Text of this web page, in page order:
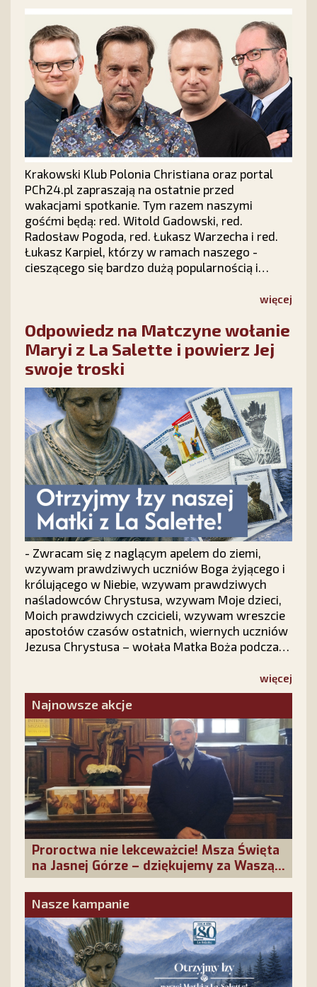
Krakowski Klub Polonia Christiana oraz portal
PCh24.pl zapraszają na ostatnie przed
wakacjami spotkanie. Tym razem naszymi
gośćmi będą: red. Witold Gadowski, red.
Radosław Pogoda, red. Łukasz Warzecha i red.
Łukasz Karpiel, którzy w ramach naszego -
cieszącego się bardzo dużą popularnością i
Prosty PLUS" z udziałem publiczności dokonają
miesięcy 2026 roku.
więcej
Odpowiedz na Matczyne wołanie
Maryi z La Salette i powierz Jej
swoje troski
- Zwracam się z naglącym apelem do ziemi,
wzywam prawdziwych uczniów Boga żyjącego i
królującego w Niebie, wzywam prawdziwych
naśladowców Chrystusa, wzywam Moje dzieci,
Moich prawdziwych czcicieli, wzywam wreszcie
apostołów czasów ostatnich, wiernych uczniów
Jezusa Chrystusa – wołała Matka Boża podczas
Odpowiedzmy na Jej słowa. Nie pozostańmy
obojętni!
więcej
Najnowsze akcje
Proroctwa nie lekceważcie! Msza Święta
na Jasnej Górze – dziękujemy za Waszą
obecność!
Nasze kampanie